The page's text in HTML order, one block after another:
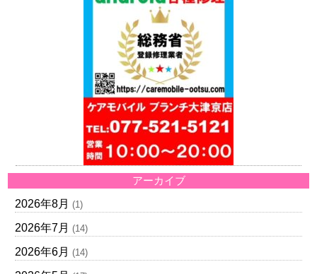
アーカイブ
2026年8月 (1)
2026年7月 (14)
2026年6月 (14)